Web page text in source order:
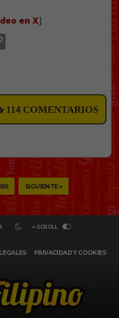
en X]
114 COMENTARIOS
SIGUIENTE »
∞ SCROLL
PRIVACIDAD Y COOKIES